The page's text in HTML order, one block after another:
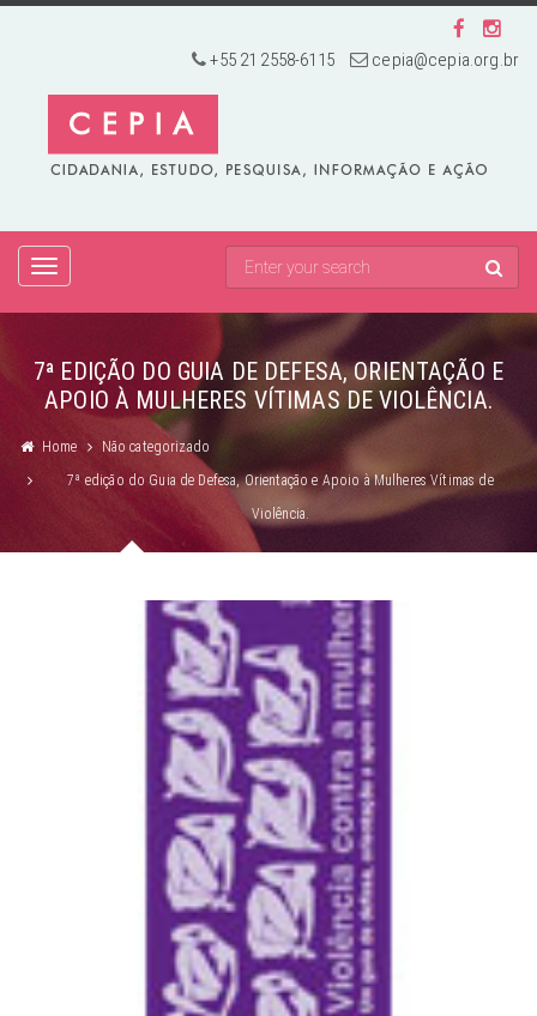
+55 21 2558-6115 cepia@cepia.org.br
TOGGLE
7ª EDIÇÃO DO GUIA DE DEFESA, ORIENTAÇÃO E
APOIO À MULHERES VÍTIMAS DE VIOLÊNCIA.
Home
Não categorizado
7ª edição do Guia de Defesa, Orientação e Apoio à Mulheres Vítimas de
Violência.